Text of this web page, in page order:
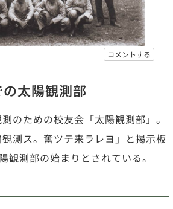
コメントする
太陽観測部
のための校友会「太陽観測部」。
測ス。奮ツテ来ラレヨ」と掲示板
観測部の始まりとされている。